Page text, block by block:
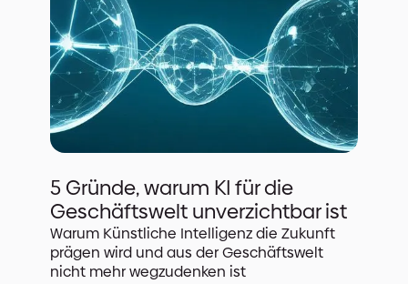
5 Gründe, warum KI für die
Geschäftswelt unverzichtbar ist
Warum Künstliche Intelligenz die Zukunft
prägen wird und aus der Geschäftswelt
nicht mehr wegzudenken ist